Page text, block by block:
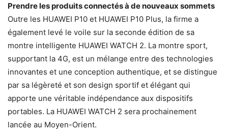
Prendre les produits connectés à de nouveaux sommets
Outre les HUAWEI P10 et HUAWEI P10 Plus, la firme a
également levé le voile sur la seconde édition de sa
montre intelligente HUAWEI WATCH 2. La montre sport,
supportant la 4G, est un mélange entre des technologies
innovantes et une conception authentique, et se distingue
par sa légèreté et son design sportif et élégant qui
apporte une véritable indépendance aux dispositifs
portables. La HUAWEI WATCH 2 sera prochainement
lancée au Moyen-Orient.